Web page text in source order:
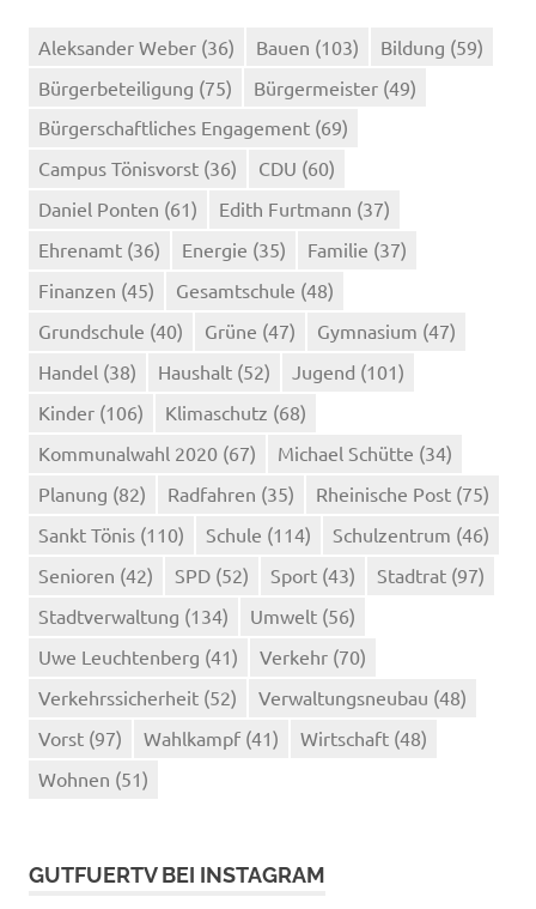
Aleksander Weber (36) Bauen (103) Bildung (59)
Bürgerbeteiligung (75) Bürgermeister (49)
Bürgerschaftliches Engagement (69)
Campus Tönisvorst (36) CDU (60)
Daniel Ponten (61) Edith Furtmann (37)
Ehrenamt (36) Energie (35) Familie (37)
Finanzen (45) Gesamtschule (48)
Grundschule (40) Grüne (47) Gymnasium (47)
Handel (38) Haushalt (52) Jugend (101)
Kinder (106) Klimaschutz (68)
Kommunalwahl 2020 (67) Michael Schütte (34)
Planung (82) Radfahren (35) Rheinische Post (75)
Sankt Tönis (110) Schule (114) Schulzentrum (46)
Senioren (42) SPD (52) Sport (43) Stadtrat (97)
Stadtverwaltung (134) Umwelt (56)
Uwe Leuchtenberg (41) Verkehr (70)
Verkehrssicherheit (52) Verwaltungsneubau (48)
Vorst (97) Wahlkampf (41) Wirtschaft (48)
Wohnen (51)
GUTFUERTV BEI INSTAGRAM